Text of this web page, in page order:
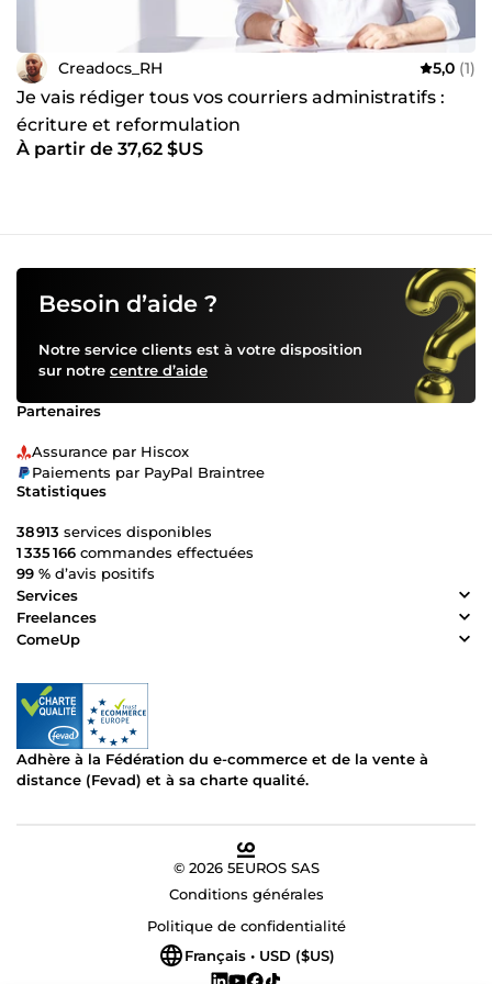
booster votre carrière ? N’hésitez pas à me contacter pour
discuter de vos besoins. Je suis impatient de mettre mon
expertise à votre service pour vous aider à atteindre vos
objectifs professionnels.
Creadocs_RH 5,0 (1)
Je vais rédiger tous vos courriers administratifs :
écriture et reformulation
À partir de 37,62 $US
Besoin d’aide ?
Notre service clients est à votre disposition
sur notre centre d’aide
Partenaires
Assurance par Hiscox
Paiements par PayPal Braintree
Statistiques
38 913 services disponibles
1 335 166 commandes effectuées
99 % d’avis positifs
Services
Freelances
ComeUp
Adhère à la Fédération du e-commerce et de la vente à
distance (Fevad) et à sa charte qualité.
© 2026 5EUROS SAS
Conditions générales
Politique de confidentialité
Français • USD ($US)